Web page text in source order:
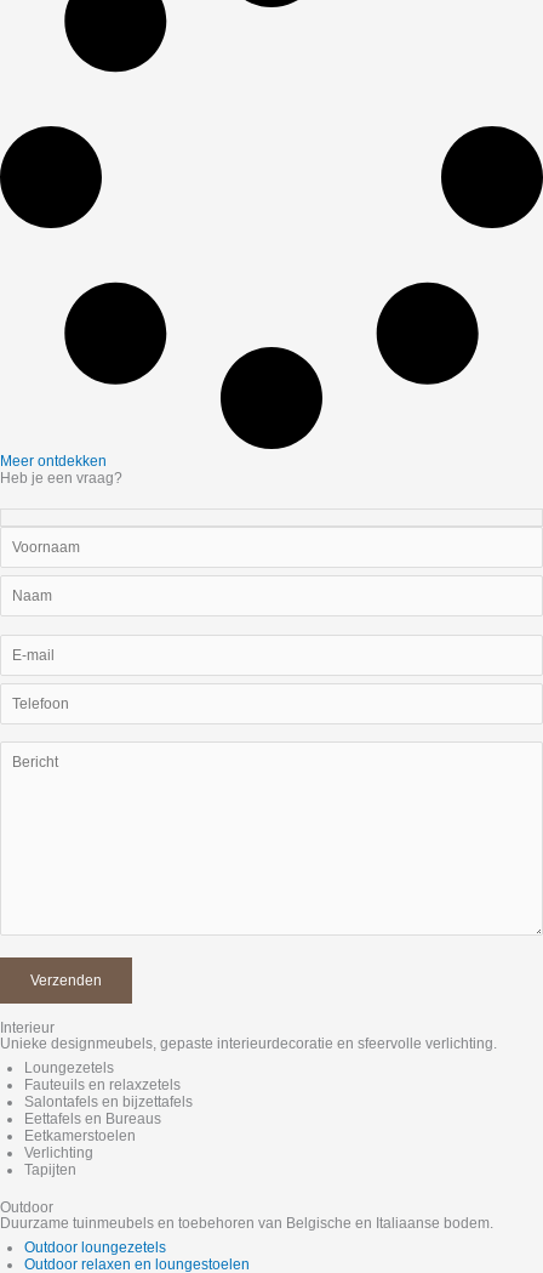
Meer ontdekken
Heb je een vraag?
Interieur
Unieke designmeubels, gepaste interieurdecoratie en sfeervolle verlichting.
Loungezetels
Fauteuils en relaxzetels
Salontafels en bijzettafels
Eettafels en Bureaus
Eetkamerstoelen
Verlichting
Tapijten
Outdoor
Duurzame tuinmeubels en toebehoren van Belgische en Italiaanse bodem.
Outdoor loungezetels
Outdoor relaxen en loungestoelen